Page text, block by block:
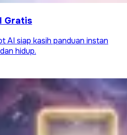
Gratis
AI siap kasih panduan instan
hidup.